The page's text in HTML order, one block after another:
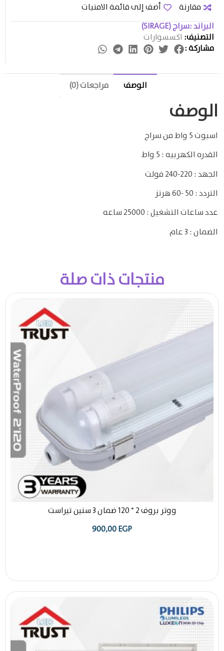
مقارنة
أضف إلى قائمة الامنيات
البراند :سراج (SIRAGE)
التصنيف: اكسسوارات
مشاركة :
الوصف مراجعات (0)
الوصف
اسبوت 5 واط من سراج
القدره الكهربيه : 5 واط
الجهد : 220-240 فولت
التردد : 50 -60 هرتز
عدد ساعات التشغيل : 25000 ساعه
الضمان : 3 عام
منتجات ذات صلة
ووتر بروف 2 * 120 ضمان 3 سنين تيراست
900,00EGP